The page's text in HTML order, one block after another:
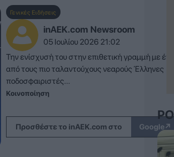
Γενικές Ειδήσεις
inAEK.com Newsroom
05 Ιουλίου 2026 21:02
Την ενίσχυσή του στην επιθετική γραμμή με έναν
από τους πιο ταλαντούχους νεαρούς Έλληνες
ποδοσφαιριστές...
Κοινοποίηση
Προσθέστε το inAEK.com στο Google↗